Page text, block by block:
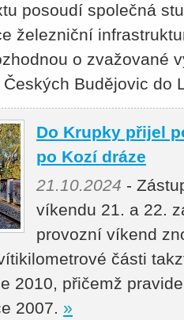
posoudí společná
železniční
o zvažované
Budějovic do
Do Krupky přijel
po Kozí dráze
21.10.2024 -
víkendu 21. a 22.
provozní víkend
části
2010, přičemž
2007. »